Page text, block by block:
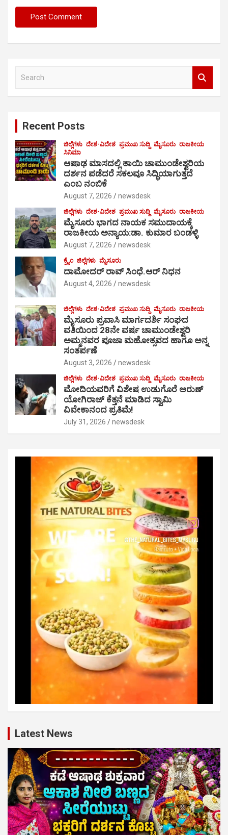
Recent Posts
ಜಿಲ್ಲೆಗಳು ದೇಶ-ವಿದೇಶ ಪ್ರಮುಖ ಸುದ್ದಿ ಮೈಸೂರು ರಾಜಕೀಯ
ಸಿನಿಮಾ
ಆಷಾಢ ಮಾಸದಲ್ಲಿ ತಾಯಿ ಚಾಮುಂಡೇಶ್ವರಿಯ
ದರ್ಶನ ಪಡೆದರೆ ಸಕಲವೂ ಸಿದ್ಧಿಯಾಗುತ್ತದೆ
ಎಂಬ ನಂಬಿಕೆ
August 7, 2026 newsdesk
ಜಿಲ್ಲೆಗಳು ದೇಶ-ವಿದೇಶ ಪ್ರಮುಖ ಸುದ್ದಿ ಮೈಸೂರು ರಾಜಕೀಯ
ಮೈಸೂರು ಭಾಗದ ನಾಯಕ ಸಮುದಾಯಕ್ಕೆ
ರಾಜಕೀಯ ಅನ್ಯಾಯ:ಡಾ. ಕುಮಾರ ಬಂಡಳ್ಳಿ
August 7, 2026 newsdesk
ಕ್ರೈಂ ಜಿಲ್ಲೆಗಳು ಮೈಸೂರು
ದಾಮೋದರ್ ರಾವ್ ಸಿಂಧೆ.ಆರ್ ನಿಧನ
August 4, 2026 newsdesk
ಜಿಲ್ಲೆಗಳು ದೇಶ-ವಿದೇಶ ಪ್ರಮುಖ ಸುದ್ದಿ ಮೈಸೂರು ರಾಜಕೀಯ
ಮೈಸೂರು ಪ್ರವಾಸಿ ಮಾರ್ಗದರ್ಶಿ ಸಂಘದ
ವತಿಯಿಂದ 28ನೇ ವರ್ಷ ಚಾಮುಂಡೇಶ್ವರಿ
ಅಮ್ಮನವರ ಪೂಜಾ ಮಹೋತ್ಸವದ ಹಾಗೂ ಅನ್ನ
ಸಂತರ್ಪಣೆ
August 3, 2026 newsdesk
ಜಿಲ್ಲೆಗಳು ದೇಶ-ವಿದೇಶ ಪ್ರಮುಖ ಸುದ್ದಿ ಮೈಸೂರು ರಾಜಕೀಯ
ಮೋದಿಯವರಿಗೆ ವಿಶೇಷ ಉಡುಗೊರೆ ಅರುಣ್
ಯೋಗಿರಾಜ್ ಕೆತ್ತನೆ ಮಾಡಿದ ಸ್ವಾಮಿ
ವಿವೇಕಾನಂದ ಪ್ರತಿಮೆ!
July 31, 2026 newsdesk
Latest News